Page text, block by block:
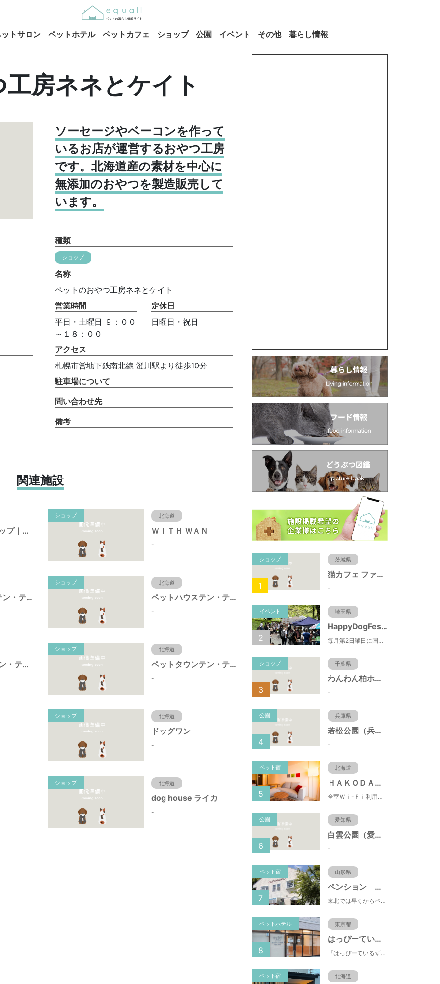
トサロン ペットホテル ペットカフェ ショップ 公園 イベント その他 暮らし情報
房ネネとケイト
ソーセージやベーコンを作って
いるお店が運営するおやつ工房
です。北海道産の素材を中心に
無添加のおやつを製造販売して
います。
-
種類
ショップ
名称
ペットのおやつ工房ネネとケイト
営業時間
平日・土曜日 ９：００
～１８：００
定休日
日曜日・祝日
アクセス
札幌市営地下鉄南北線 澄川駅より徒歩10分
駐車場について
問い合わせ先
備考
関連施設
札幌ペットショップ｜ラブワンコ（LOVEWANCO）
ショップ 北海道
ＷＩＴＨ ＷＡＮ
-
ペット プラス テン・テン 旭川店
ショップ 北海道
ペットハウステン・テン本店
-
ペットタウンテン・テンアリオ店
ショップ 北海道
ペットタウンテン・テン福住店
-
ショップ 北海道
ドッグワン
-
ショップ 北海道
dog house ライカ
-
ショップ 茨城県
猫カフェ ファミリーズ
-
1
イベント 埼玉県
HappyDogFesta(ハッピードッグフェスタ)
毎月第2日曜日に国営武蔵丘陵森林公園で開催されるドッグイベント。森林公園北口からドッグランまでの園路にお買い物ブースやキッチンカーが出店するほか、わんちゃんのしつけ教室やゲーム大会などの参加型コンテンツもあります。（参加料無料）
2
ショップ 千葉県
わんわん柏ホームビレッジ（老犬ホーム・老犬ホテル）
-
3
公園 兵庫県
若松公園（兵庫県神戸市）
-
4
ペット宿 北海道
ＨＡＫＯＤＡＴＥ 男爵倶楽部 ＨＯＴＥＬ＆ＲＥＳＯＲＴＳ
全室Ｗｉ-Ｆｉ利用可能！朝市まで徒歩1分という好立地の都市型リゾートホテル。バルコニー・キッチン付！
5
公園 愛知県
白雲公園（愛知県名古屋市）
-
6
ペット宿 山形県
ペンション おもちゃばこ
東北では早くからペット歓迎の宿として人気。リピーター多い安心宿♪夕食は米沢牛と季節野菜を楽しめます。
7
ペットホテル 東京都
はっぴーているずdogs room府中店
『はっぴーているず』には《Happy tales：幸せな物語》と《Happy tails》という2つの意味があります。 はっぴーているずdogs roomのスタッフはドッグライフカウンセラーやドッグインストラクター、愛玩動物飼養管理士の資格を有する犬の専門家です
8
ペット宿 北海道